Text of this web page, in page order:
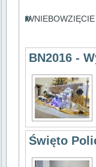
BN2016 -
Święto